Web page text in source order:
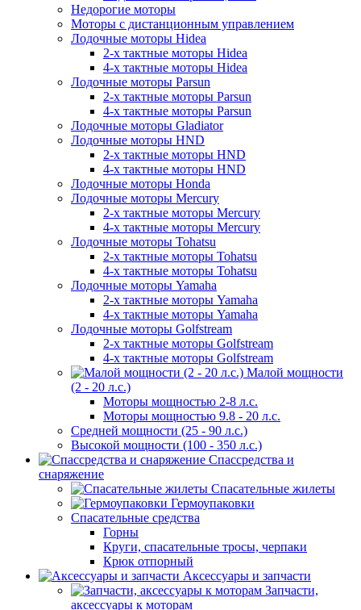
Недорогие моторы
Моторы с дистанционным управлением
Лодочные моторы Hidea
2-х тактные моторы Hidea
4-х тактные моторы Hidea
Лодочные моторы Parsun
2-х тактные моторы Parsun
4-х тактные моторы Parsun
Лодочные моторы Gladiator
Лодочные моторы HND
2-х тактные моторы HND
4-х тактные моторы HND
Лодочные моторы Honda
Лодочные моторы Mercury
2-х тактные моторы Mercury
4-х тактные моторы Mercury
Лодочные моторы Tohatsu
2-х тактные моторы Tohatsu
4-х тактные моторы Tohatsu
Лодочные моторы Yamaha
2-х тактные моторы Yamaha
4-х тактные моторы Yamaha
Лодочные моторы Golfstream
2-х тактные моторы Golfstream
4-х тактные моторы Golfstream
Малой мощности
(2 - 20 л.с.)
Моторы мощностью 2-8 л.с.
Моторы мощностью 9.8 - 20 л.с.
Средней мощности (25 - 90 л.с.)
Высокой мощности (100 - 350 л.с.)
Спассредства и
снаряжение
Спасательные жилеты
Гермоупаковки
Спасательные средства
Горны
Круги, спасательные тросы, черпаки
Крюк отпорный
Аксессуары и запчасти
Запчасти,
аксессуары к моторам